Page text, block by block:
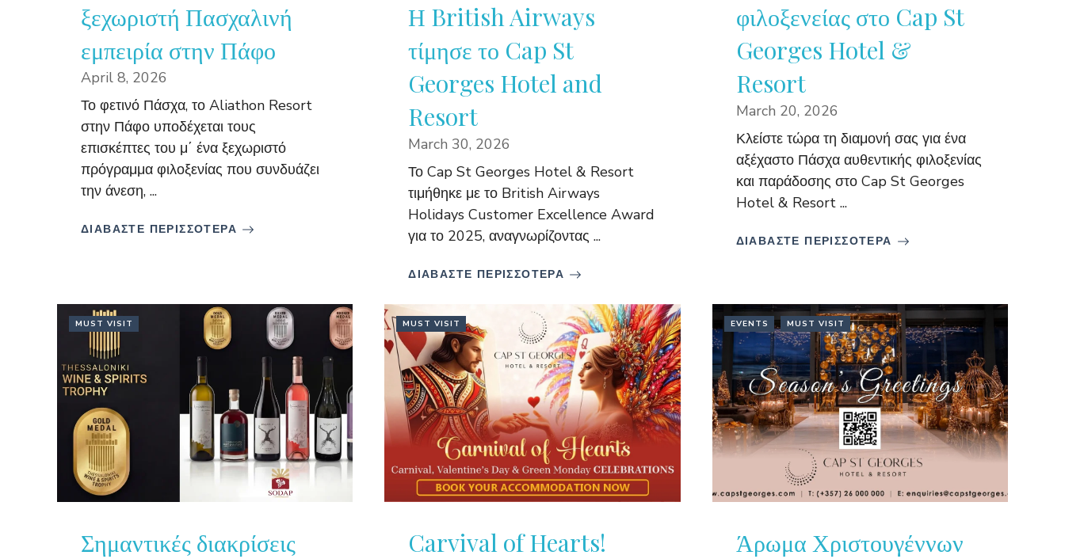
ξεχωριστή Πασχαλινή
εμπειρία στην Πάφο
April 8, 2026
Το φετινό Πάσχα, το Aliathon Resort
στην Πάφο υποδέχεται τους
επισκέπτες του μ΄ ένα ξεχωριστό
πρόγραμμα φιλοξενίας που συνδυάζει
την άνεση, ...
ΔΙΑΒΑΣΤΕ ΠΕΡΙΣΣΟΤΕΡΑ
Η British Airways
τίμησε το Cap St
Georges Hotel and
Resort
March 30, 2026
Το Cap St Georges Hotel & Resort
τιμήθηκε με το British Airways
Holidays Customer Excellence Award
για το 2025, αναγνωρίζοντας ...
ΔΙΑΒΑΣΤΕ ΠΕΡΙΣΣΟΤΕΡΑ
φιλοξενείας στο Cap St
Georges Hotel &
Resort
March 20, 2026
Κλείστε τώρα τη διαμονή σας για ένα
αξέχαστο Πάσχα αυθεντικής φιλοξενίας
και παράδοσης στο Cap St Georges
Hotel & Resort ...
ΔΙΑΒΑΣΤΕ ΠΕΡΙΣΣΟΤΕΡΑ
MUST VISIT
Σημαντικές διακρίσεις
MUST VISIT
Carvival of Hearts!
EVENTS MUST VISIT
Άρωμα Χριστουγέννων